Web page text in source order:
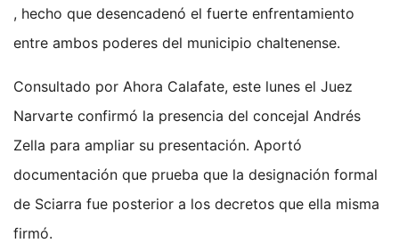
, hecho que desencadenó el fuerte enfrentamiento
entre ambos poderes del municipio chaltenense.
Consultado por Ahora Calafate, este lunes el Juez
Narvarte confirmó la presencia del concejal Andrés
Zella para ampliar su presentación. Aportó
documentación que prueba que la designación formal
de Sciarra fue posterior a los decretos que ella misma
firmó.